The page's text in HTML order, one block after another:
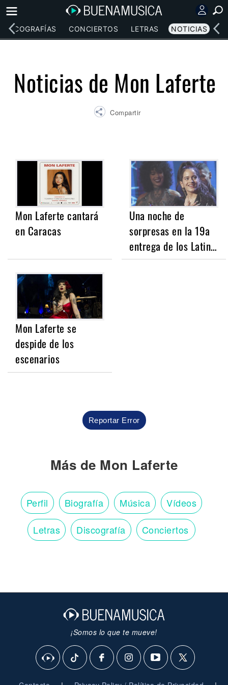
DISCOGRAFÍAS CONCIERTOS LETRAS NOTICIAS
Noticias de Mon Laferte
Compartir
Mon Laferte cantará
en Caracas
Una noche de
sorpresas en la 19a
entrega de los Latin…
Mon Laferte se
despide de los
escenarios
Reportar Error
Más de Mon Laferte
Perfil Biografía Música Vídeos
Letras Discografía Conciertos
¡Somos lo que te mueve!